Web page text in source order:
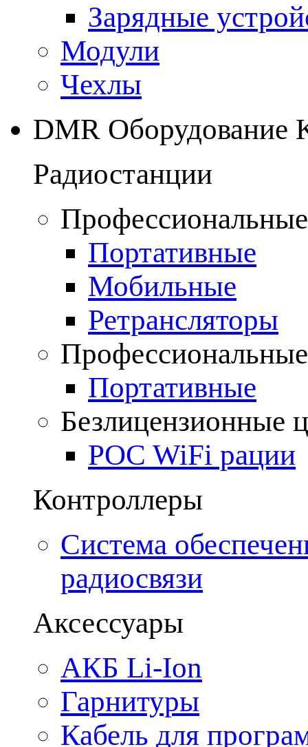
Зарядные
Модули
Чехлы
DMR Оборудование
Радиостанции
Портативные
Мобильные
Ретрансляторы
Портативные
Безлицензионные
POC WiFi рации
Контроллеры
Система
радиосвязи
Аксессуары
АКБ Li-Ion
Гарнитуры
Кабель для